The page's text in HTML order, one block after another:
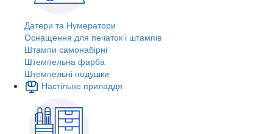
Датери та Нумератори
Оснащення для печаток і штампів
Штампи самонабірні
Штемпельна фарба
Штемпельні подушки
Настільне приладдя